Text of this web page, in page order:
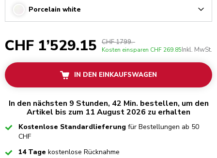
Porcelain white
CHF 1’529.15 CHF 1799.-
Kosten einsparen CHF 269.85Inkl. MwSt.
IN DEN EINKAUFSWAGEN
In den nächsten 9 Stunden, 42 Min. bestellen, um den
Artikel bis zum 11 August 2026 zu erhalten
CheckedKostenlose Standardlieferung für Bestellungen ab 50
CHF
Checked14 Tage kostenlose Rücknahme